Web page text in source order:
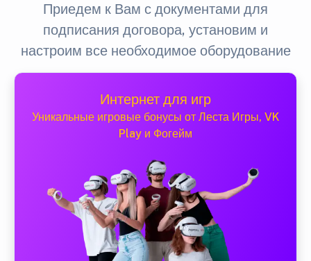
Приедем к Вам с документами для
подписания договора, установим и
настроим все необходимое оборудование
Интернет для игр
Уникальные игровые бонусы от Леста Игры, VK
Play и Фогейм